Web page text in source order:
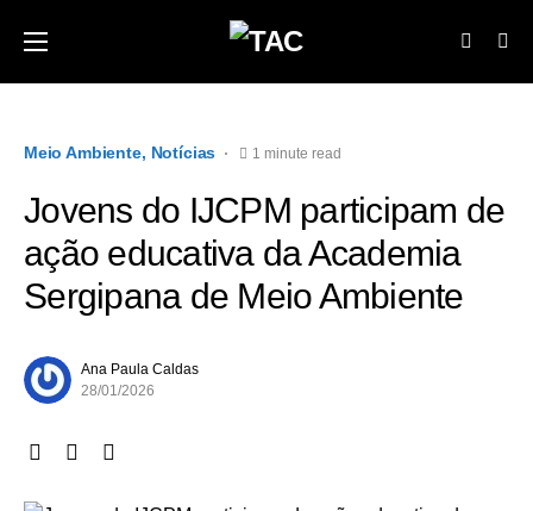
Meio Ambiente Notícias 1 minute read
Jovens do IJCPM participam de
ação educativa da Academia
Sergipana de Meio Ambiente
Ana Paula Caldas
28/01/2026